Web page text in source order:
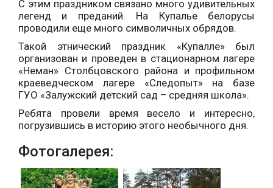
С этим праздником связано много удивительных
легенд и преданий. На Купалье белорусы
проводили еще много символичных обрядов.
Такой этнический праздник «Купалле» был
организован и проведен в стационарном лагере
«Неман» Столбцовского района и профильном
краеведческом лагере «Следопыт» на базе
ГУО «Залужский детский сад – средняя школа».
Ребята провели время весело и интересно,
погрузившись в историю этого необычного дня.
Фотогалерея: